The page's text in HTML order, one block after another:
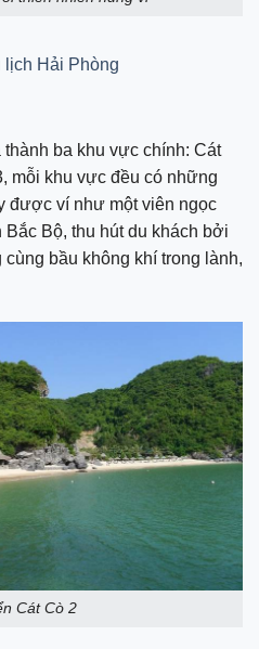
Hải Phòng
ba khu vực chính: Cát
mỗi khu vực đều có những
được ví như một viên ngọc
Bộ, thu hút du khách bởi
bầu không khí trong lành,
Cát Cò 2